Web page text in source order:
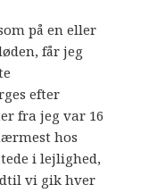
på en eller
får jeg
efter
fra jeg var 16
hos
i lejlighed,
vi gik hver